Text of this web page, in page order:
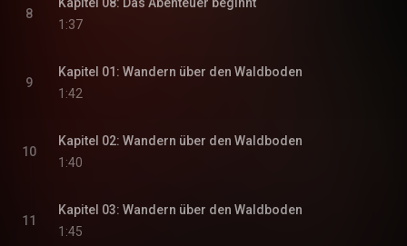
8
1:37
9
Kapitel 01: Wandern über den Waldboden
1:42
10
Kapitel 02: Wandern über den Waldboden
1:40
11
Kapitel 03: Wandern über den Waldboden
1:45